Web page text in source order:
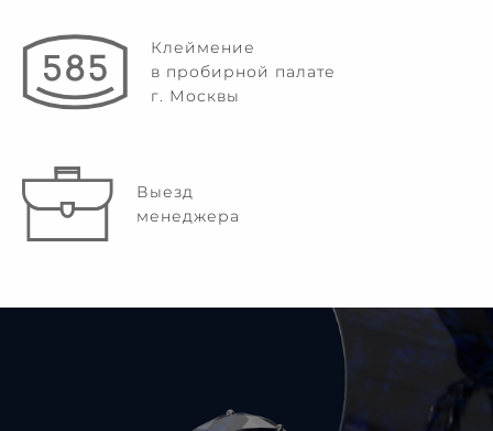
Клеймение
в пробирной палате
г. Москвы
Выезд
менеджера